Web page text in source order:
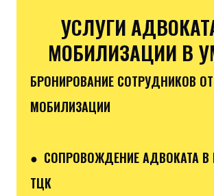
УСЛУГИ
МОБИЛИЗАЦИИ В
БРОНИРОВАНИЕ СОТРУДНИКОВ ОТ
МОБИЛИЗАЦИИ
● СОПРОВОЖДЕНИЕ АДВОКАТА В
ТЦК